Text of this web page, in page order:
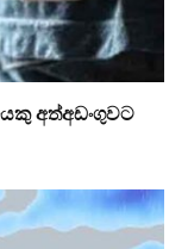
අත්අඩංගුවට